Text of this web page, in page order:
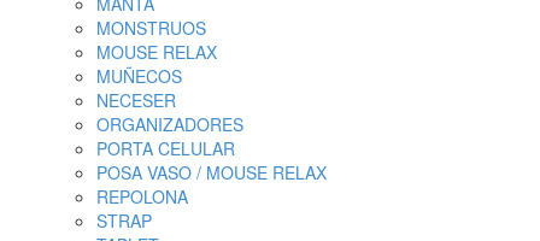
MONSTRUOS
MOUSE RELAX
MUÑECOS
NECESER
ORGANIZADORES
PORTA CELULAR
POSA VASO / MOUSE RELAX
REPOLONA
STRAP